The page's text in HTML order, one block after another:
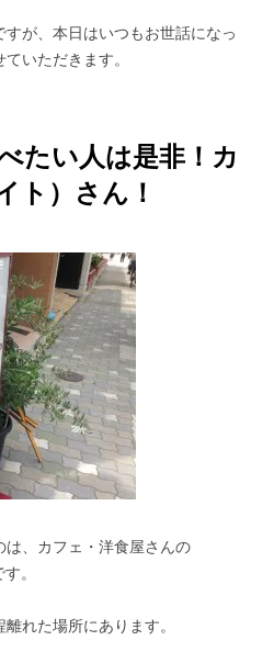
が、本日はいつもお世話になっ
いただきます。
たい人は是非！カ
ト）さん！
、カフェ・洋食屋さんの
。
れた場所にあります。